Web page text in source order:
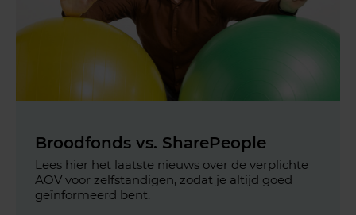
Broodfonds vs. SharePeople
Lees hier het laatste nieuws over de verplichte
AOV voor zelfstandigen, zodat je altijd goed
geïnformeerd bent.